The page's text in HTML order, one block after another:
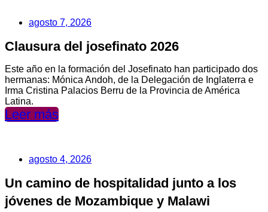
agosto 7, 2026
Clausura del josefinato 2026
Este año en la formación del Josefinato han participado dos
hermanas: Mónica Andoh, de la Delegación de Inglaterra e
Irma Cristina Palacios Berru de la Provincia de América
Latina.
Leer más
agosto 4, 2026
Un camino de hospitalidad junto a los
jóvenes de Mozambique y Malawi